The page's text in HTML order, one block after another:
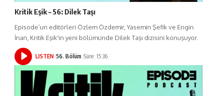
Kritik Eşik – 56: Dilek Taşı
Episode’un editörleri Özlem Özdemir, Yasemin Şefik ve Engin
İnan, Kritik Eşik'in yeni bölümünde Dilek Taşı dizisini konuşuyor.
LISTEN 56. Bölüm Süre: 15:36